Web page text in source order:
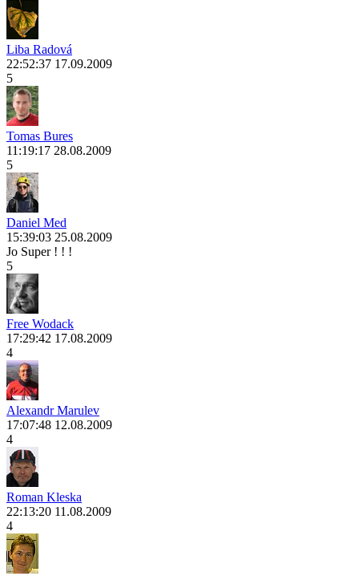
Liba Radová
22:52:37 17.09.2009
5
Tomas Bures
11:19:17 28.08.2009
5
Daniel Med
15:39:03 25.08.2009
Jo Super ! ! !
5
Free Wodack
17:29:42 17.08.2009
4
Alexandr Marulev
17:07:48 12.08.2009
4
Roman Kleska
22:13:20 11.08.2009
4